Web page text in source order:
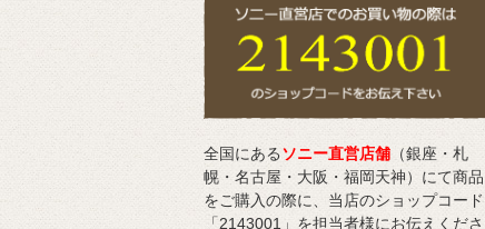
全国にあるソニー直営店舗 （銀座・札
幌・名古屋・大阪・福岡天神）にて商品
をご購入の際に、当店のショップコード
「2143001」を担当者様にお伝えくださ